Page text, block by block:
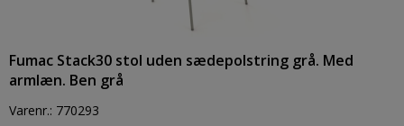
Fumac Stack30 stol uden sædepolstring grå. Med
armlæn. Ben grå
Varenr.: 770293